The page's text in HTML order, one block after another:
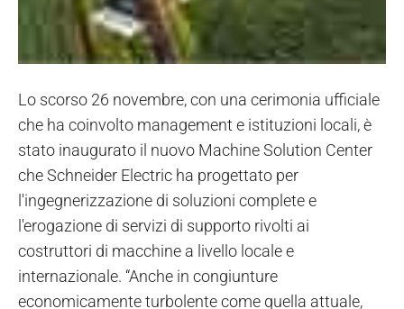
Lo scorso 26 novembre, con una cerimonia ufficiale
che ha coinvolto management e istituzioni locali, è
stato inaugurato il nuovo Machine Solution Center
che Schneider Electric ha progettato per
l'ingegnerizzazione di soluzioni complete e
l'erogazione di servizi di supporto rivolti ai
costruttori di macchine a livello locale e
internazionale. “Anche in congiunture
economicamente turbolente come quella attuale,